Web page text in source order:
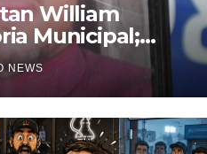
William
Municipal;
nesta segunda-
NEWS